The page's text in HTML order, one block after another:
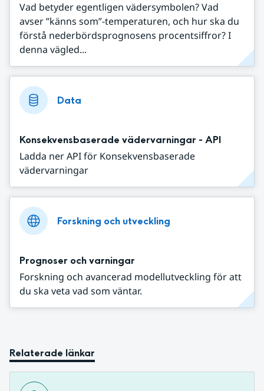
Vad betyder egentligen vädersymbolen? Vad
avser ”känns som”-temperaturen, och hur ska du
förstå nederbördsprognosens procentsiffror? I
denna vägled...
Data
Konsekvensbaserade vädervarningar - API
Ladda ner API för Konsekvensbaserade
vädervarningar
Forskning och utveckling
Prognoser och varningar
Forskning och avancerad modellutveckling för att
du ska veta vad som väntar.
Relaterade länkar